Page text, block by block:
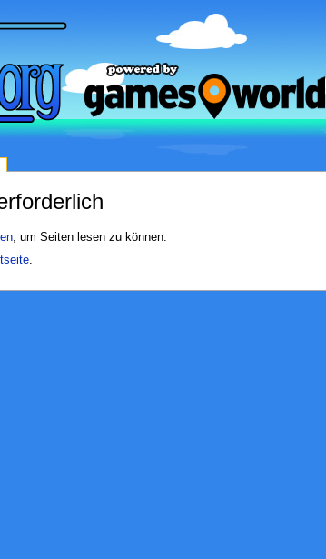
, um Seiten lesen zu können.
.